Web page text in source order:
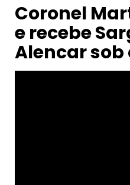
Coronel
e recebe
Alencar